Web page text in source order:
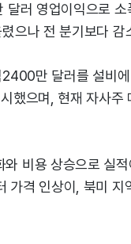
러 영업이익으로 소
으나 전 분기보다 감
만 달러를 설비
했으며, 현재 자사주
비용 상승으로 실
격 인상이, 북미 지